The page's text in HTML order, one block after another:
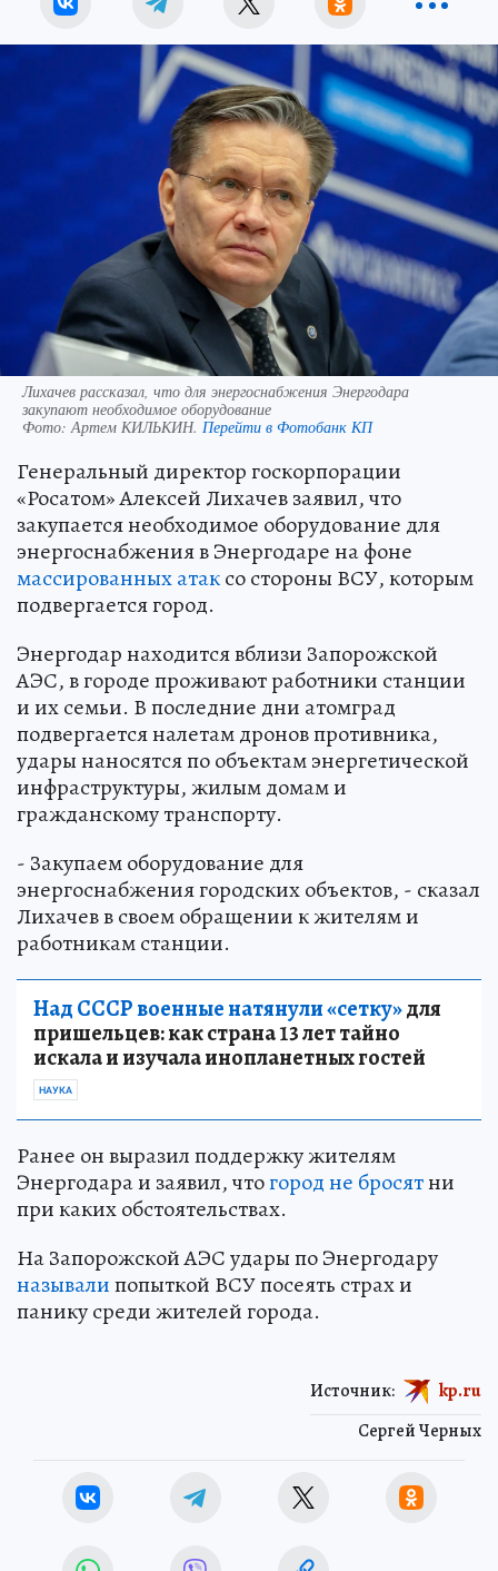
Лихачев рассказал, что для энергоснабжения Энергодара
закупают необходимое оборудование
Фото: Артем КИЛЬКИН. Перейти в Фотобанк КП
Генеральный директор госкорпорации
«Росатом» Алексей Лихачев заявил, что
закупается необходимое оборудование для
энергоснабжения в Энергодаре на фоне
массированных атаксо стороны ВСУ, которым
подвергается город.
Энергодар находится вблизи Запорожской
АЭС, в городе проживают работники станции
и их семьи. В последние дни атомград
подвергается налетам дронов противника,
удары наносятся по объектам энергетической
инфраструктуры, жилым домам и
гражданскому транспорту.
- Закупаем оборудование для
энергоснабжения городских объектов, - сказал
Лихачев в своем обращении к жителям и
работникам станции.
Над СССР военные натянули «сетку»для
пришельцев: как страна 13 лет тайно
искала и изучала инопланетных гостей
НАУКА
Ранее он выразил поддержку жителям
Энергодара и заявил, чтогород не бросятни
при каких обстоятельствах.
На Запорожской АЭС удары по Энергодару
называлипопыткой ВСУ посеять страх и
панику среди жителей города.
Сергей Черных
Источник: kp.ru